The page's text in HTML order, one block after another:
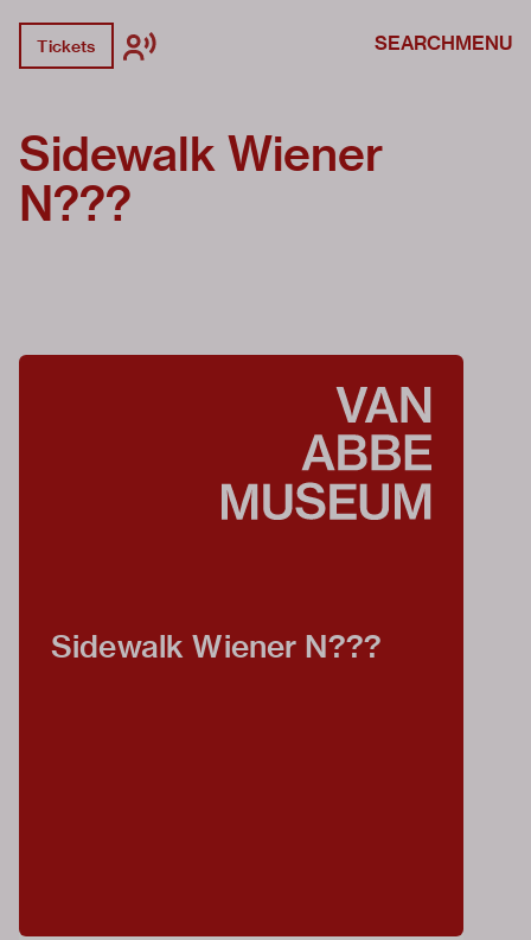
Tickets SEARCHMENU
Sidewalk Wiener
N???
Sidewalk Wiener N???